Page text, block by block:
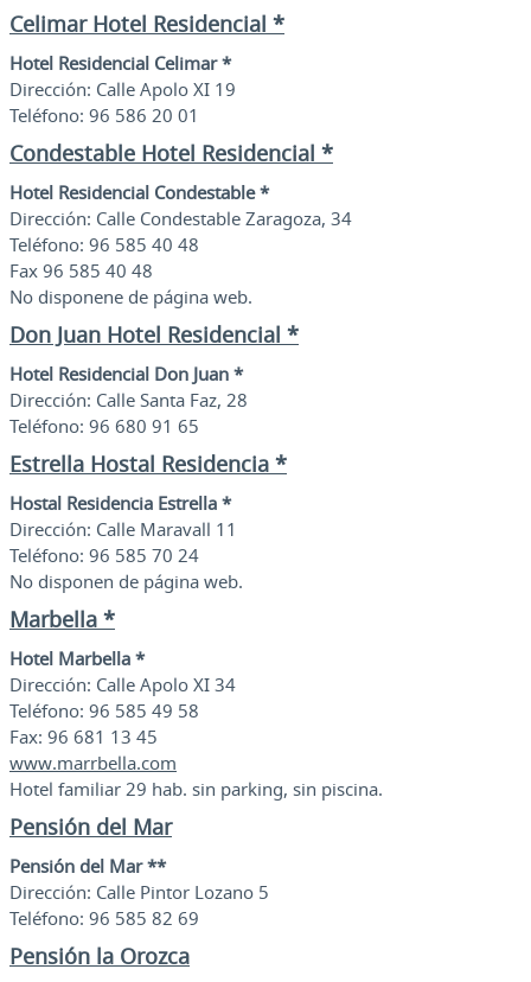
Celimar Hotel Residencial *
Hotel Residencial Celimar *
Dirección: Calle Apolo XI 19
Teléfono: 96 586 20 01
Condestable Hotel Residencial *
Hotel Residencial Condestable *
Dirección: Calle Condestable Zaragoza, 34
Teléfono: 96 585 40 48
Fax 96 585 40 48
No disponene de página web.
Don Juan Hotel Residencial *
Hotel Residencial Don Juan *
Dirección: Calle Santa Faz, 28
Teléfono: 96 680 91 65
Estrella Hostal Residencia *
Hostal Residencia Estrella *
Dirección: Calle Maravall 11
Teléfono: 96 585 70 24
No disponen de página web.
Marbella *
Hotel Marbella *
Dirección: Calle Apolo XI 34
Teléfono: 96 585 49 58
Fax: 96 681 13 45
www.marrbella.com
Hotel familiar 29 hab. sin parking, sin piscina.
Pensión del Mar
Pensión del Mar **
Dirección: Calle Pintor Lozano 5
Teléfono: 96 585 82 69
Pensión la Orozca